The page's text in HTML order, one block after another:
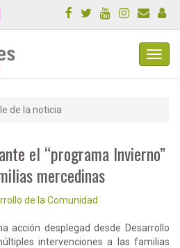
de la noticia
el “programa Invierno”
mercedinas
de la Comunidad
acción desplegad desde Desarrollo
intervenciones a las familias